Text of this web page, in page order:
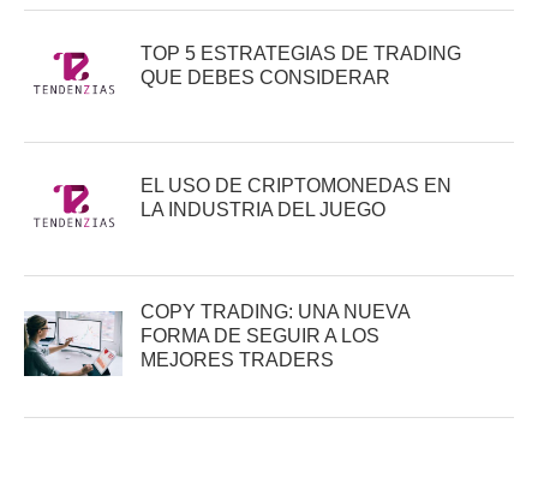
TOP 5 ESTRATEGIAS DE TRADING
QUE DEBES CONSIDERAR
EL USO DE CRIPTOMONEDAS EN
LA INDUSTRIA DEL JUEGO
COPY TRADING: UNA NUEVA
FORMA DE SEGUIR A LOS
MEJORES TRADERS